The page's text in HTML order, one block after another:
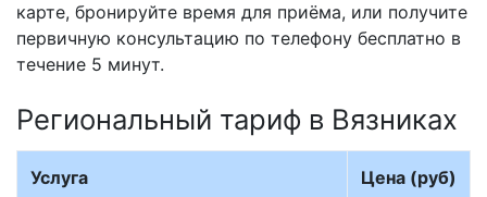
карте, бронируйте время для приёма, или получите
первичную консультацию по телефону бесплатно в
течение 5 минут.
Региональный тариф в Вязниках
Услуга Цена (руб)